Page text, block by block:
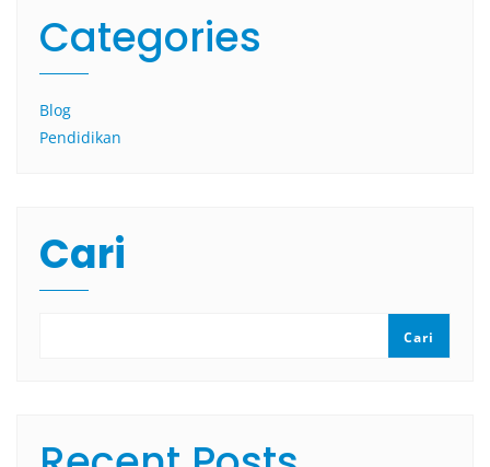
Categories
Blog
Pendidikan
Cari
Cari